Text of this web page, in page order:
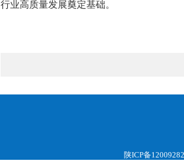
行业高质量发展奠定基础。
陕ICP备